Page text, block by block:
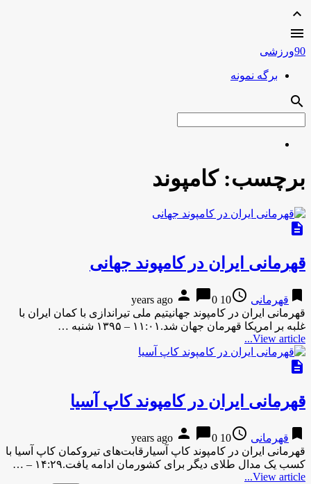
expand_less

90ورزشی
برگه نمونه
search
برچسب:کامپوند
description
قهرمانی ایران در کامپوند جهانی
bookmark قهرمانی access_time
10 years ago
person chat_bubble0
قهرمانی ایران در کامپوند جهانیتیم ملی تیراندازی با کمان ایران با
غلبه بر امریکا قهرمان جهان شد.۱۱:۰۱ – ۱۳۹۵ شنبه …
View article...
description
قهرمانی ایران در کامپوند کاپ آسیا
bookmark قهرمانی access_time
10 years ago
person chat_bubble0
قهرمانی ایران در کامپوند کاپ آسیارقابت‌های تیروکمان کاپ آسیا با
کسب یک مدال طلای دیگر برای کشورمان ادامه یافت.۱۴:۲۹ – …
View article...